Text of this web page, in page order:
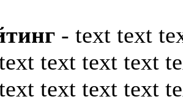
- text text
text text text
text text text